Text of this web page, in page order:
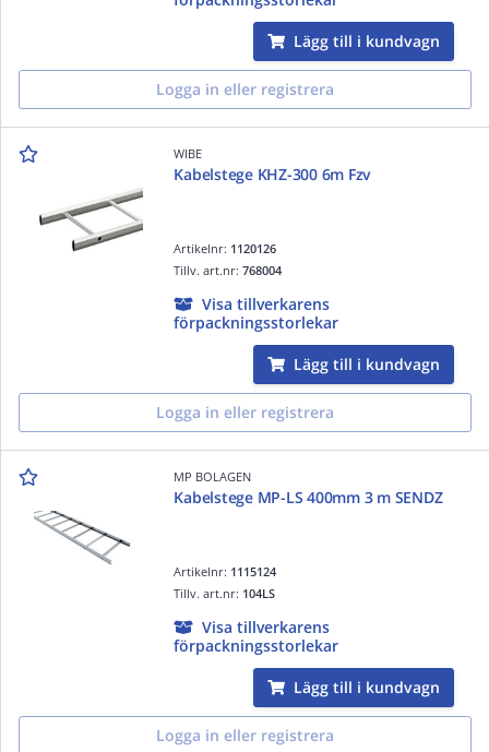
Lägg till i kundvagn
Logga in eller registrera
WIBE
Kabelstege KHZ-300 6m Fzv
Artikelnr: 1120126
Tillv. art.nr:768004
Visa tillverkarens
förpackningsstorlekar
Lägg till i kundvagn
Logga in eller registrera
MP BOLAGEN
Kabelstege MP-LS 400mm 3 m SENDZ
Artikelnr: 1115124
Tillv. art.nr: 104LS
Visa tillverkarens
förpackningsstorlekar
Lägg till i kundvagn
Logga in eller registrera